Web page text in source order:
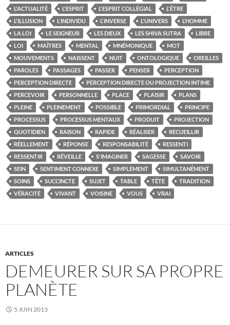
L'ACTUALITÉ
L'ESPRIT L'ESPRIT COLLÉGIAL
L'ÊTRE
L'ILLUSION
L'INDIVIDU L'INVERSE L'UNIVERS
L’HOMME
LA LOI
LE SEIGNEUR LES DIEUX LES SHIVA SUTRA
LIBRE
LOI
MAÎTRES MENTAL MNÉMONIQUE
MOT
MOUVEMENTS
NAISSENT NUIT ONTOLOGIQUE
OREILLES
PAROLES
PASSAGES PASSER PENSER
PERCEPTION
PERCEPTION DIRECTE
PERCEPTION DIRECTE OU PROJECTION INTIME
PERCEVOIR
PERSONNELLE PLACE PLAISIR
PLANS
PLEINE
PLEINEMENT POSSIBLE PRIMORDIAL
PRINCIPE
PROCESSUS
PROCESSUS MENTAUX PRODUIT
PROJECTION
QUOTIDIEN
RAISON RAPIDE RÉALISER
RECUEILLIR
RÉELLEMENT
RÉPONSE RESPONSABILITÉ
RESSENTI
RESSENTIR
RÉVEILLE S'IMAGINER SAGESSE
SAVOIR
SEIN
SENTIMENT CONNEXE SIMPLEMENT
SIMULTANÉMENT
SOINS
SUCCINCTE SUJET TABLE TÊTE
TRADITION
VÉRACITÉ
VIVANT VOISINE VOUS VRAI
ARTICLES
DEMEURER SUR SA PROPRE
PLANÈTE
5 JUIN 2013